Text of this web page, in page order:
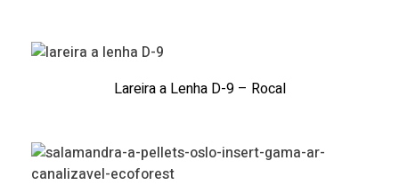
Lareira a Lenha D-9 – Rocal